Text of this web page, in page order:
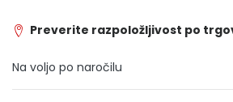
Preverite razpoložljivost po
Na voljo po naročilu